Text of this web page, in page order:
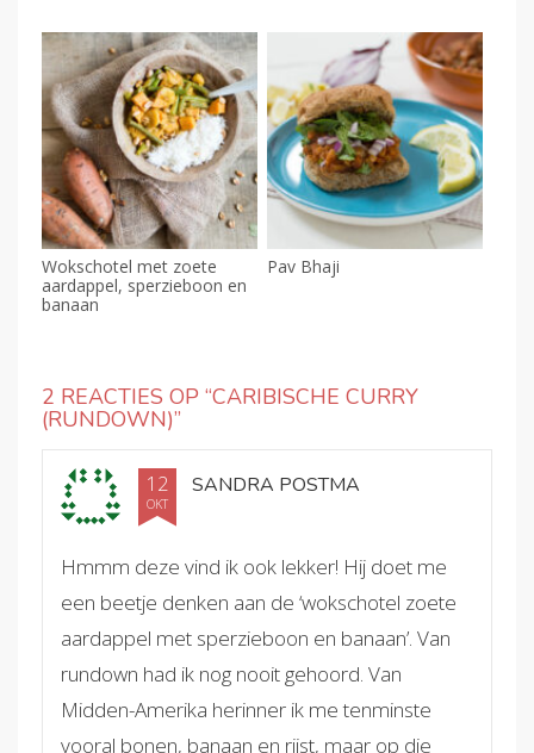
Wokschotel met zoete
aardappel, sperzieboon en
banaan
Pav Bhaji
2 REACTIES OP “CARIBISCHE CURRY
(RUNDOWN)”
SANDRA POSTMA
12
OKT
Hmmm deze vind ik ook lekker! Hij doet me
een beetje denken aan de ‘wokschotel zoete
aardappel met sperzieboon en banaan’. Van
rundown had ik nog nooit gehoord. Van
Midden-Amerika herinner ik me tenminste
vooral bonen, banaan en rijst, maar op die